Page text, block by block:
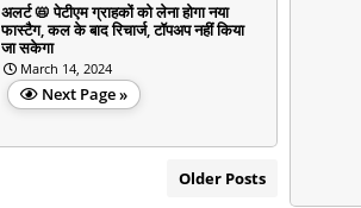
अलर्ट 📛 पेटीएम ग्राहकों को लेना होगा नया
फास्टैग, कल के बाद रिचार्ज, टॉपअप नहीं किया
जा सकेगा
March 14, 2024
Next Page »
Older Posts